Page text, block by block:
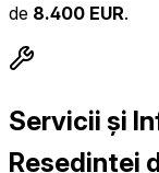
de 8.400 EUR.
Servicii și
Reședinței